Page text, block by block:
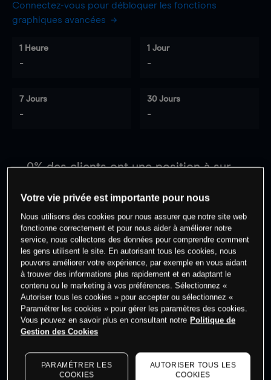
Connectez-vous pour débloquer les fonctions
graphiques avancées
1 Heure
-
1 Jour
-
7 Jours
-
30 Jours
-
0% des clients ont une position àsur
Commencez à trader
Les prix sont indicatifs.Connectez-vouspour voir les
dernières données du marché.
Log in
to see latest
Votre vie privée est importante pour nous
Nous utilisons des cookies pour nous assurer que notre site web
fonctionne correctement et pour nous aider à améliorer notre
service, nous collectons des données pour comprendre comment
les gens utilisent le site. En autorisant tous les cookies, nous
pouvons améliorer votre expérience, par exemple en vous aidant
à trouver des informations plus rapidement et en adaptant le
contenu ou le marketing à vos préférences. Sélectionnez «
Autoriser tous les cookies » pour accepter ou sélectionnez «
Paramétrer les cookies » pour gérer les paramètres des cookies.
Vous pouvez en savoir plus en consultant notre Politique de
Gestion des Cookies
PARAMÉTRER LES
COOKIES
AUTORISER TOUS LES
COOKIES